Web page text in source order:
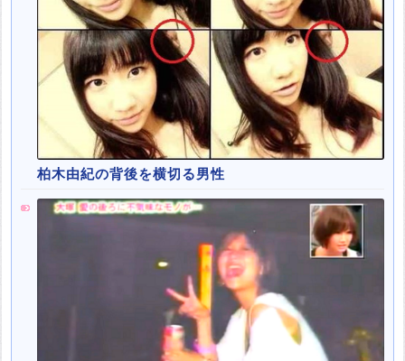
柏木由紀の背後を横切る男性